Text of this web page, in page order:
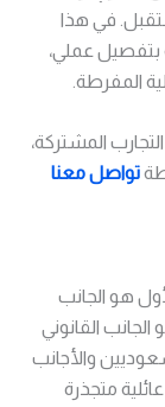
في هذا
عملي،
المفرطة.
المشتركة،
تواصل معنا
هو الجانب
الجانب القانوني
والأجانب
متجذرة